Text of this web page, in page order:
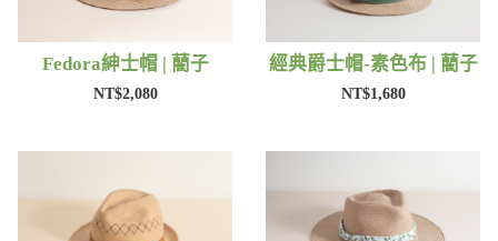
Fedora紳士帽 | 藺子
NT$2,080
經典爵士帽-素色布 | 藺子
NT$1,680